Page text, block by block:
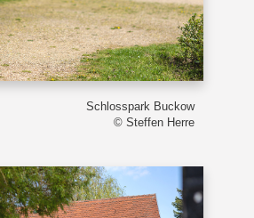
Schlosspark Buckow
© Steffen Herre